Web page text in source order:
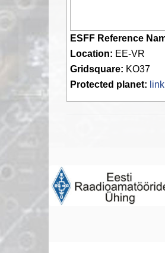
ESFF Reference
Location: EE-VR
Gridsquare: KO37
Protected planet: link